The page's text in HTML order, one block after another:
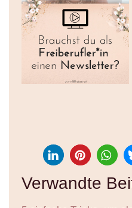
Verwandte